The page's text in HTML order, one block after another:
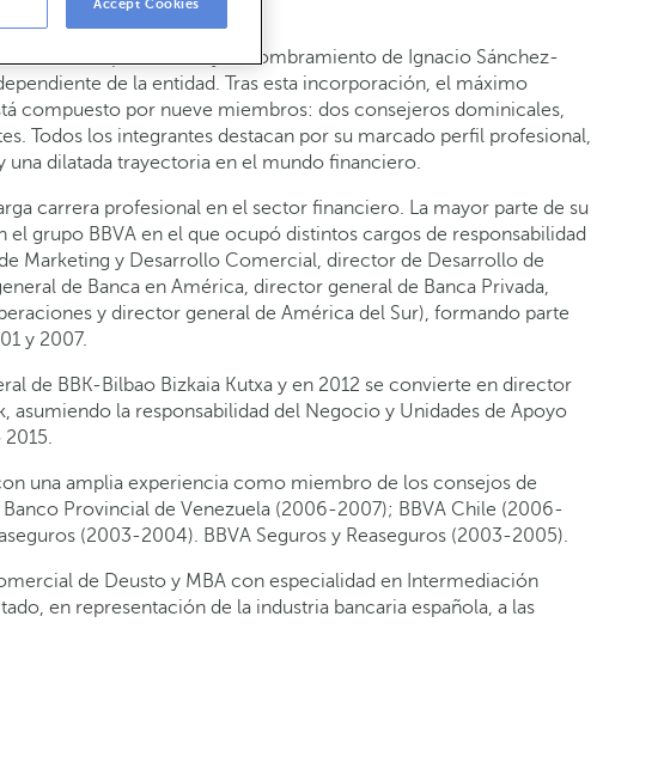
ha aprobado hoy el nombramiento de Ignacio Sánchez-
de la entidad. Tras esta incorporación, el máximo
compuesto por nueve miembros: dos consejeros dominicales,
Todos los integrantes destacan por su marcado perfil profesional,
una dilatada trayectoria en el mundo financiero.
carrera profesional en el sector financiero. La mayor parte de su
el grupo BBVA en el que ocupó distintos cargos de responsabilidad
Marketing y Desarrollo Comercial, director de Desarrollo de
de Banca en América, director general de Banca Privada,
y director general de América del Sur), formando parte
y 2007.
de BBK-Bilbao Bizkaia Kutxa y en 2012 se convierte en director
asumiendo la responsabilidad del Negocio y Unidades de Apoyo
2015.
una amplia experiencia como miembro de los consejos de
Provincial de Venezuela (2006-2007); BBVA Chile (2006-
(2003-2004). BBVA Seguros y Reaseguros (2003-2005).
de Deusto y MBA con especialidad en Intermediación
en representación de la industria bancaria española, a las
Accept Cookies